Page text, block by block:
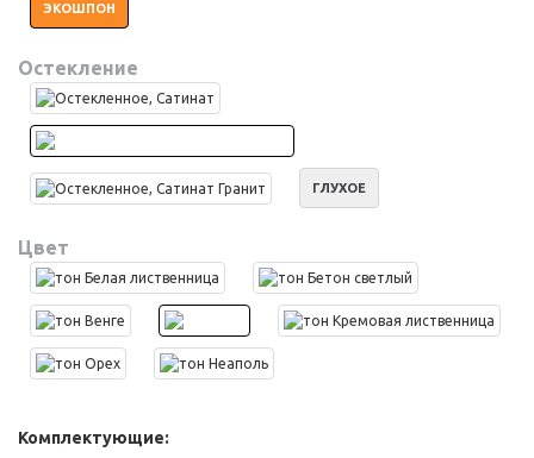
ЭКОШПОН
Остекление
ГЛУХОЕ
Цвет
Комплектующие: